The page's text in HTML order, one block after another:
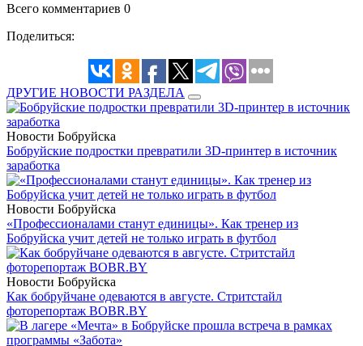
Всего комментариев 0
Поделиться:
ДРУГИЕ НОВОСТИ РАЗДЕЛА
Новости Бобруйска
Бобруйские подростки превратили 3D-принтер в источник
заработка
Новости Бобруйска
«Профессионалами станут единицы». Как тренер из
Бобруйска учит детей не только играть в футбол
Новости Бобруйска
Как бобруйчане одеваются в августе. Стритстайл
фоторепортаж BOBR.BY